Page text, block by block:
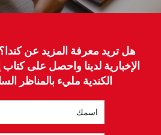
هل تريد معرفة المزيد عن
الإخبارية لدينا واحصل على
الكندية مليء بالمناظر